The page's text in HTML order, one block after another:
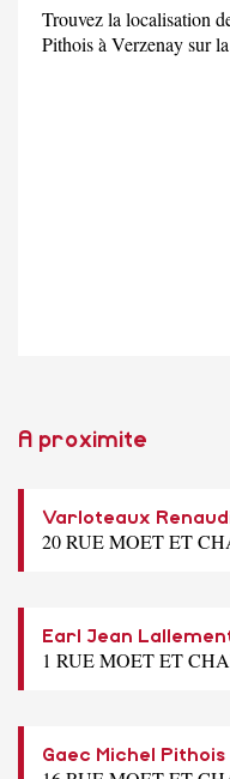
Trouvez la localisation
Pithois à Verzenay sur
A proximite
Varloteaux
20 RUE MOET ET
Earl Jean
1 RUE MOET ET
Gaec Michel Pithois